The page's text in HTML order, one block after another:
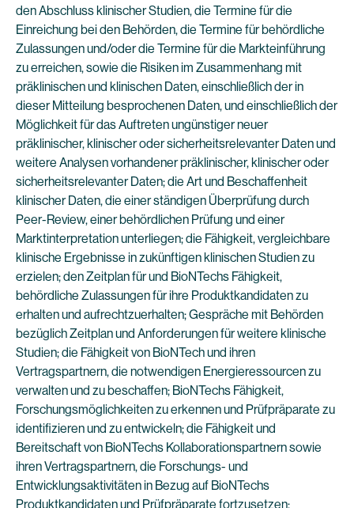
den Abschluss klinischer Studien, die Termine für die
Einreichung bei den Behörden, die Termine für behördliche
Zulassungen und/oder die Termine für die Markteinführung
zu erreichen, sowie die Risiken im Zusammenhang mit
präklinischen und klinischen Daten, einschließlich der in
dieser Mitteilung besprochenen Daten, und einschließlich der
Möglichkeit für das Auftreten ungünstiger neuer
präklinischer, klinischer oder sicherheitsrelevanter Daten und
weitere Analysen vorhandener präklinischer, klinischer oder
sicherheitsrelevanter Daten; die Art und Beschaffenheit
klinischer Daten, die einer ständigen Überprüfung durch
Peer-Review, einer behördlichen Prüfung und einer
Marktinterpretation unterliegen; die Fähigkeit, vergleichbare
klinische Ergebnisse in zukünftigen klinischen Studien zu
erzielen; den Zeitplan für und BioNTechs Fähigkeit,
behördliche Zulassungen für ihre Produktkandidaten zu
erhalten und aufrechtzuerhalten; Gespräche mit Behörden
bezüglich Zeitplan und Anforderungen für weitere klinische
Studien; die Fähigkeit von BioNTech und ihren
Vertragspartnern, die notwendigen Energieressourcen zu
verwalten und zu beschaffen; BioNTechs Fähigkeit,
Forschungsmöglichkeiten zu erkennen und Prüfpräparate zu
identifizieren und zu entwickeln; die Fähigkeit und
Bereitschaft von BioNTechs Kollaborationspartnern sowie
ihren Vertragspartnern, die Forschungs- und
Entwicklungsaktivitäten in Bezug auf BioNTechs
Produktkandidaten und Prüfpräparate fortzusetzen;